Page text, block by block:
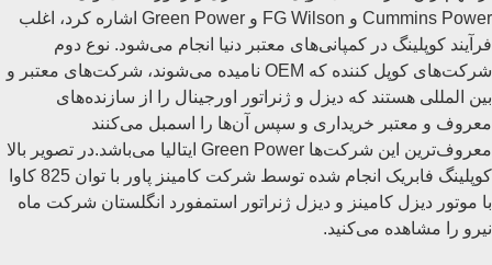
Cummins Power و FG Wilson و Green Power اشاره کرد، اغلب
فرآیند کوپلینگ در کمپانی‌های معتبر دنیا انجام می‌شود. نوع دوم
شرکت‌های کوپل کننده که OEM نامیده می‌شوند، شرکت‌های معتبر و
بین المللی هستند که دیزل و ژنراتور اورجینال را از سازنده‌های
معروف و معتبر خریداری و سپس آن‌ها را اسمبل می‌کنند
معروف‌ترین این شرکت‌ها Green Power ایتالیا می‌باشد.در تصویر بالا
کوپلینگ فابریک انجام شده توسط شرکت کامینز پاور با توان 825 کاوا
با موتور دیزل کامینز و دیزل ژنراتور استمفورد انگلستان شرکت ماه
نیرو را مشاهده می‌کنید.